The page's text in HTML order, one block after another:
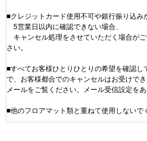
■クレジットカード使用不可や銀行振り込み
5営業日以内に確認できない場合、
キャンセル処理をさせていただく場合が
さい。
■すべてお客様ひとりひとりの希望を確認し
で、お客様都合でのキャンセルはお受けで
メールをご覧ください。メール受信設定を
■他のフロアマット類と重ねて使用しないで